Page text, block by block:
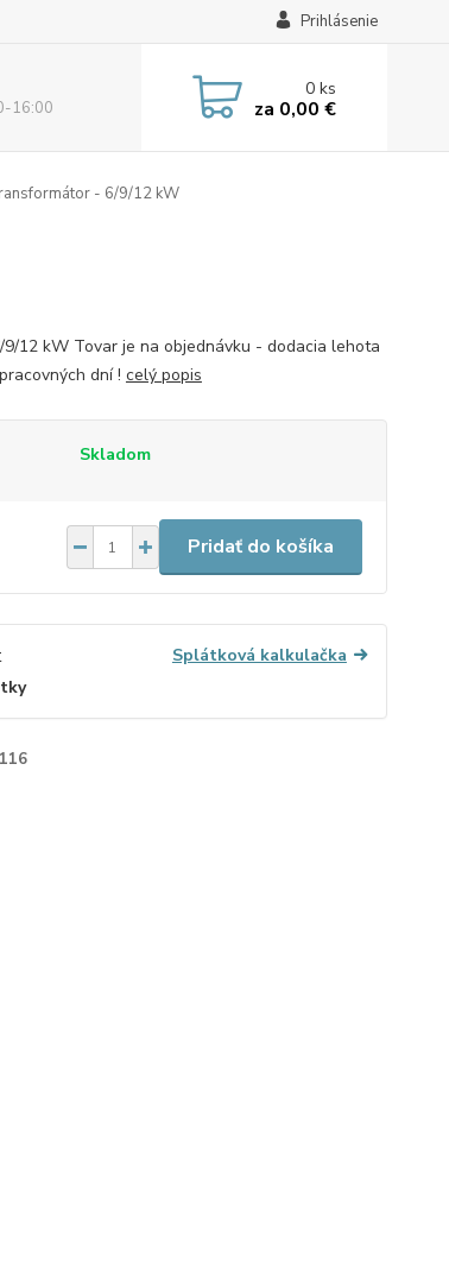
Prihlásenie
16:00
0ks
za 0,00 €
- 6/9/12 kW
12 kW Tovar je na objednávku - dodacia lehota
dní ! celý popis
Skladom
Pridať do košíka
Splátková kalkulačka